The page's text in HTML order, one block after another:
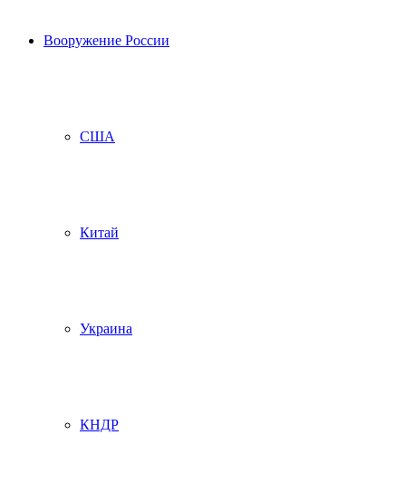
Вооружение России
США
Китай
Украина
КНДР